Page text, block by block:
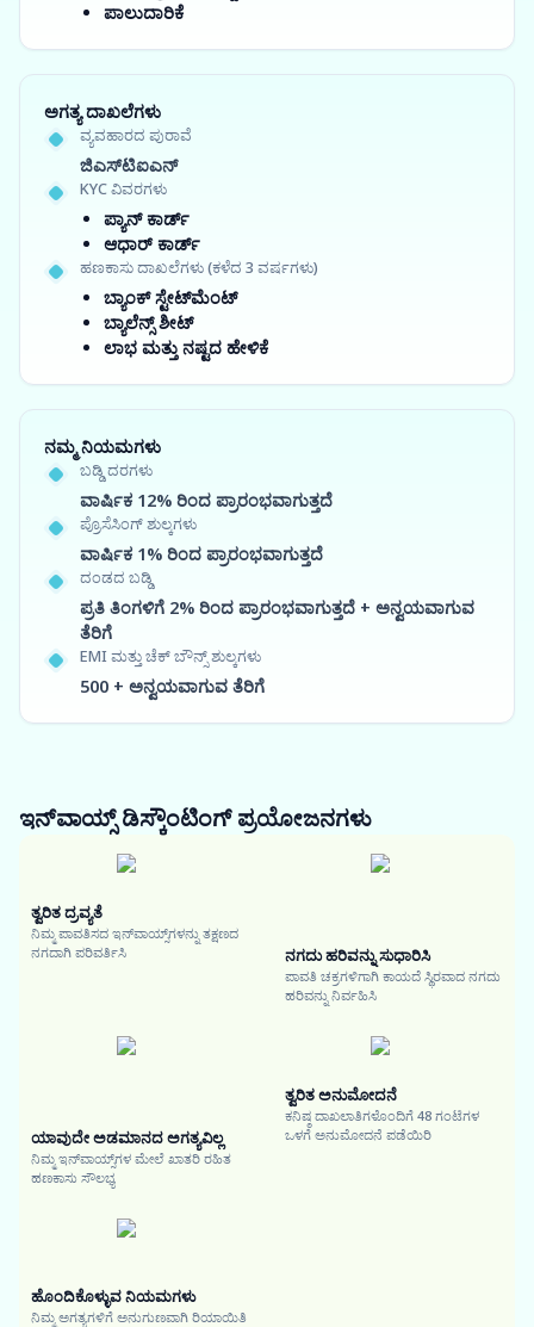
ಪಾಲುದಾರಿಕೆ
ಅಗತ್ಯ ದಾಖಲೆಗಳು
ವ್ಯವಹಾರದ ಪುರಾವೆ
ಜಿಎಸ್‍ಟಿಐಎನ್
KYC ವಿವರಗಳು
ಪ್ಯಾನ್ ಕಾರ್ಡ್
ಆಧಾರ್ ಕಾರ್ಡ್
ಹಣಕಾಸು ದಾಖಲೆಗಳು (ಕಳೆದ 3 ವರ್ಷಗಳು)
ಬ್ಯಾಂಕ್ ಸ್ಟೇಟ್‌ಮೆಂಟ್
ಬ್ಯಾಲೆನ್ಸ್ ಶೀಟ್
ಲಾಭ ಮತ್ತು ನಷ್ಟದ ಹೇಳಿಕೆ
ನಮ್ಮ ನಿಯಮಗಳು
ಬಡ್ಡಿ ದರಗಳು
ವಾರ್ಷಿಕ 12% ರಿಂದ ಪ್ರಾರಂಭವಾಗುತ್ತದೆ
ಪ್ರೊಸೆಸಿಂಗ್ ಶುಲ್ಕಗಳು
ವಾರ್ಷಿಕ 1% ರಿಂದ ಪ್ರಾರಂಭವಾಗುತ್ತದೆ
ದಂಡದ ಬಡ್ಡಿ
ಪ್ರತಿ ತಿಂಗಳಿಗೆ 2% ರಿಂದ ಪ್ರಾರಂಭವಾಗುತ್ತದೆ + ಅನ್ವಯವಾಗುವ
ತೆರಿಗೆ
EMI ಮತ್ತು ಚೆಕ್ ಬೌನ್ಸ್ ಶುಲ್ಕಗಳು
500 + ಅನ್ವಯವಾಗುವ ತೆರಿಗೆ
ಇನ್‌ವಾಯ್ಸ್ ಡಿಸ್ಕೌಂಟಿಂಗ್ಪ್ರಯೋಜನಗಳು
ತ್ವರಿತ ದ್ರವ್ಯತೆ
ನಿಮ್ಮ ಪಾವತಿಸದ ಇನ್‌ವಾಯ್ಸ್‌ಗಳನ್ನು ತಕ್ಷಣದ
ನಗದಾಗಿ ಪರಿವರ್ತಿಸಿ
ನಗದು ಹರಿವನ್ನು ಸುಧಾರಿಸಿ
ಪಾವತಿ ಚಕ್ರಗಳಿಗಾಗಿ ಕಾಯದೆ ಸ್ಥಿರವಾದ ನಗದು
ಹರಿವನ್ನು ನಿರ್ವಹಿಸಿ
ಯಾವುದೇ ಅಡಮಾನದ ಅಗತ್ಯವಿಲ್ಲ
ನಿಮ್ಮ ಇನ್‌ವಾಯ್ಸ್‌ಗಳ ಮೇಲೆ ಖಾತರಿ ರಹಿತ
ಹಣಕಾಸು ಸೌಲಭ್ಯ
ತ್ವರಿತ ಅನುಮೋದನೆ
ಕನಿಷ್ಠ ದಾಖಲಾತಿಗಳೊಂದಿಗೆ 48 ಗಂಟೆಗಳ
ಒಳಗೆ ಅನುಮೋದನೆ ಪಡೆಯಿರಿ
ಹೊಂದಿಕೊಳ್ಳುವ ನಿಯಮಗಳು
ನಿಮ್ಮ ಅಗತ್ಯಗಳಿಗೆ ಅನುಗುಣವಾಗಿ ರಿಯಾಯಿತಿ